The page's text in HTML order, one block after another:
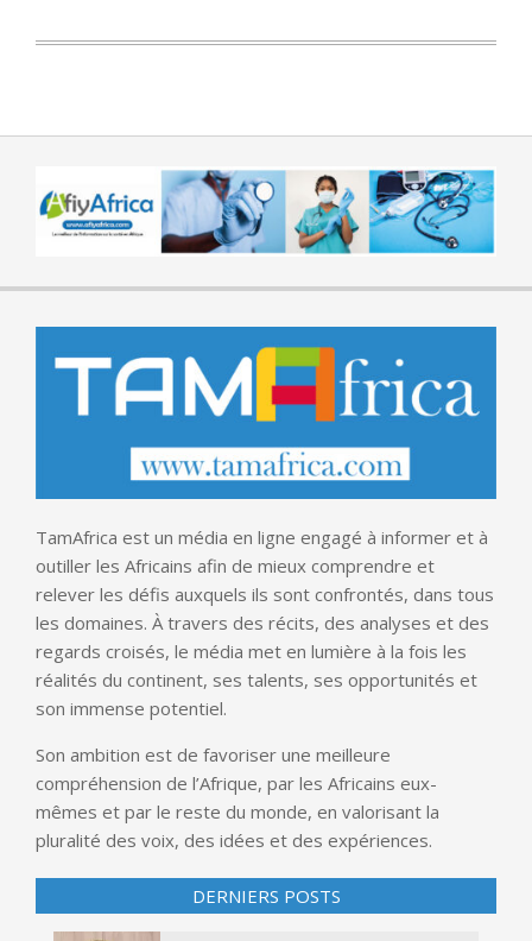
TamAfrica est un média en ligne engagé à informer et à
outiller les Africains afin de mieux comprendre et
relever les défis auxquels ils sont confrontés, dans tous
les domaines. À travers des récits, des analyses et des
regards croisés, le média met en lumière à la fois les
réalités du continent, ses talents, ses opportunités et
son immense potentiel.
Son ambition est de favoriser une meilleure
compréhension de l’Afrique, par les Africains eux-
mêmes et par le reste du monde, en valorisant la
pluralité des voix, des idées et des expériences.
DERNIERS POSTS